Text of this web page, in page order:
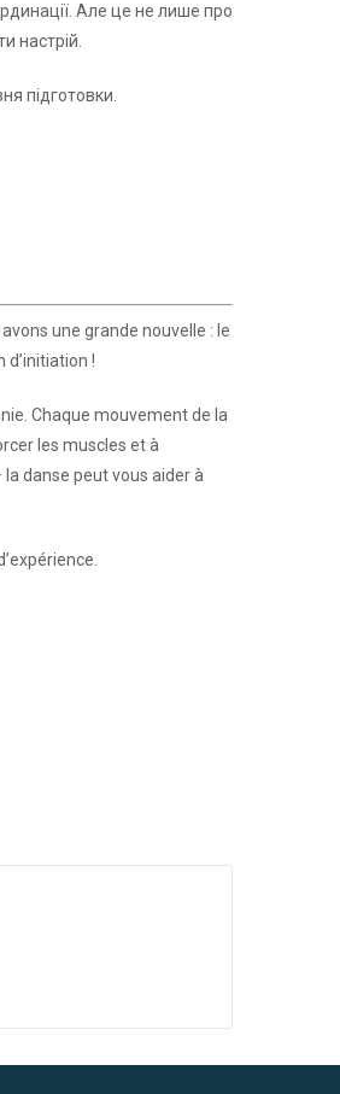
Але це не лише про
настрій.
підготовки.
une grande nouvelle : le
!
Chaque mouvement de la
les muscles et à
la danse peut vous aider à